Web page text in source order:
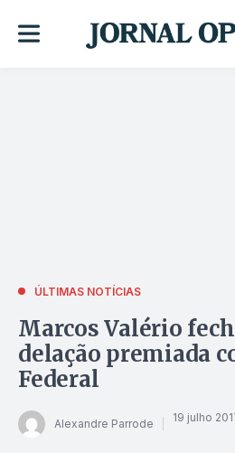
ÚLTIMAS NOTÍCIAS
Marcos Valério
delação premiada
Federal
Alexandre Parrode 19 julho